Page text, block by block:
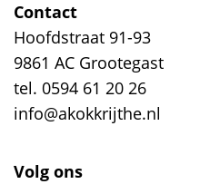
Contact
Hoofdstraat 91-93
9861 AC Grootegast
tel. 0594 61 20 26
info@akokkrijthe.nl
Volg ons